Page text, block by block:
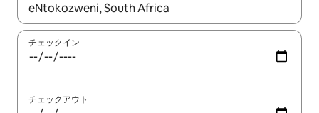
検索結果が表示されたら、上下の矢印キーを使って移動するか
チェックイン
チェックアウト